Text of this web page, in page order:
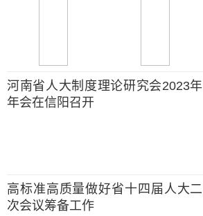
河南省人大制度理论研究会2023年
年会在信阳召开
高标准高质量做好省十四届人大二
次会议筹备工作